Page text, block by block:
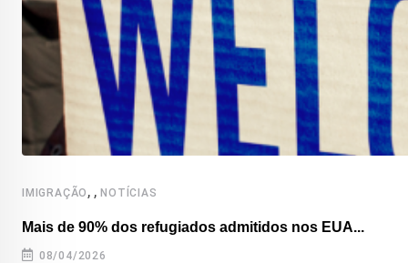
IMIGRAÇÃO , ,NOTÍCIAS
Mais de 90% dos refugiados admitidos nos EUA...
08/04/2026